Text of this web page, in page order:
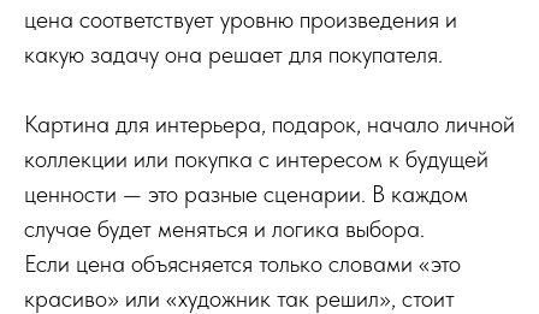
цена соответствует уровню произведения и
какую задачу она решает для покупателя.
Картина для интерьера, подарок, начало личной
коллекции или покупка с интересом к будущей
ценности — это разные сценарии. В каждом
случае будет меняться и логика выбора.
Если цена объясняется только словами «это
красиво» или «художник так решил», стоит